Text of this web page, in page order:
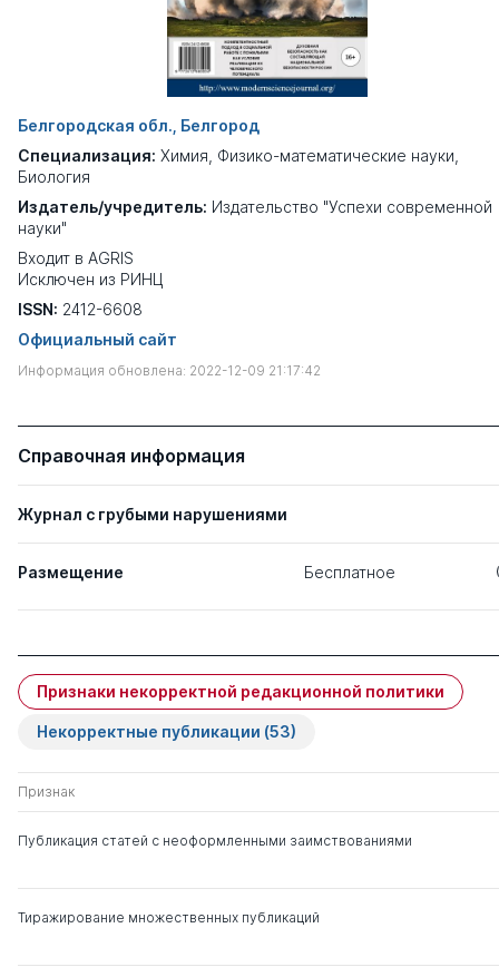
Белгородская обл., Белгород
Специализация: Химия Физико-математические науки
Биология
Издатель/учредитель: Издательство "Успехи современной
науки"
Входит в AGRIS
Исключен из РИНЦ
ISSN: 2412-6608
Официальный сайт
Информация обновлена: 2022-12-09 21:17:42
Справочная информация
Журнал с грубыми нарушениями
Размещение Бесплатное
Признаки некорректной редакционной политики
Некорректные публикации (53)
Признак
Публикация статей с неоформленными заимствованиями
Тиражирование множественных публикаций